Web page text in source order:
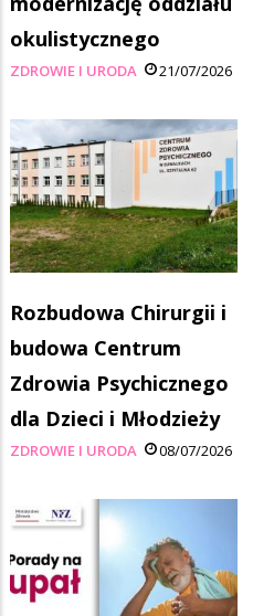
okulistycznego
ZDROWIE I URODA 21/07/2026
Rozbudowa Chirurgii i
budowa Centrum
Zdrowia Psychicznego
dla Dzieci i Młodzieży
ZDROWIE I URODA 08/07/2026